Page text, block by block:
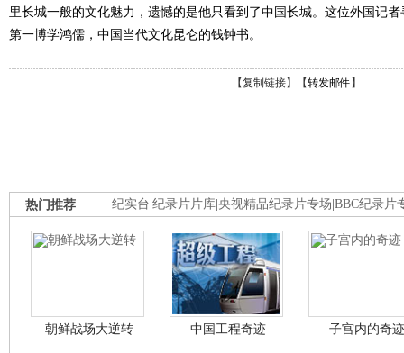
里长城一般的文化魅力，遗憾的是他只看到了中国长城。这位外国记
第一博学鸿儒，中国当代文化昆仑的钱钟书。
【复制链接】【转发邮件 】
纪实台 纪录片片库 央视精品纪录片专场 BBC纪录片
热门推荐
朝鲜战场大逆转 中国工程奇迹 子宫内的奇迹